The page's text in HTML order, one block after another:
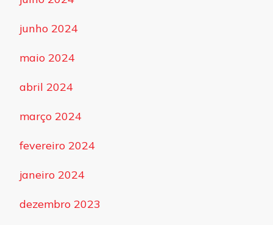
junho 2024
maio 2024
abril 2024
março 2024
fevereiro 2024
janeiro 2024
dezembro 2023